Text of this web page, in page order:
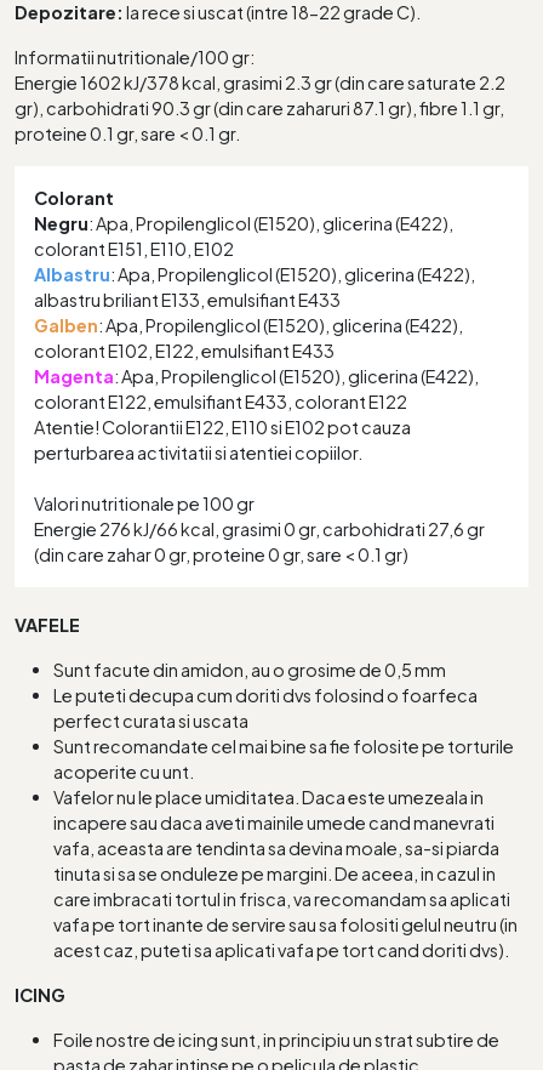
Depozitare: la rece si uscat (intre 18-22 grade C).
Informatii nutritionale/100 gr:
Energie 1602 kJ/378 kcal, grasimi 2.3 gr (din care saturate 2.2
gr), carbohidrati 90.3 gr (din care zaharuri 87.1 gr), fibre 1.1 gr,
proteine 0.1 gr, sare < 0.1 gr.
Colorant
Negru: Apa, Propilenglicol (E1520), glicerina (E422),
colorant E151, E110, E102
Albastru: Apa, Propilenglicol (E1520), glicerina (E422),
albastru briliant E133, emulsifiant E433
Galben: Apa, Propilenglicol (E1520), glicerina (E422),
colorant E102, E122, emulsifiant E433
Magenta: Apa, Propilenglicol (E1520), glicerina (E422),
colorant E122, emulsifiant E433, colorant E122
Atentie! Colorantii E122, E110 si E102 pot cauza
perturbarea activitatii si atentiei copiilor.
Valori nutritionale pe 100 gr
Energie 276 kJ/66 kcal, grasimi 0 gr, carbohidrati 27,6 gr
(din care zahar 0 gr, proteine 0 gr, sare < 0.1 gr)
VAFELE
Sunt facute din amidon, au o grosime de 0,5 mm
Le puteti decupa cum doriti dvs folosind o foarfeca
perfect curata si uscata
Sunt recomandate cel mai bine sa fie folosite pe torturile
acoperite cu unt.
Vafelor nu le place umiditatea. Daca este umezeala in
incapere sau daca aveti mainile umede cand manevrati
vafa, aceasta are tendinta sa devina moale, sa-si piarda
tinuta si sa se onduleze pe margini. De aceea, in cazul in
care imbracati tortul in frisca, va recomandam sa aplicati
vafa pe tort inante de servire sau sa folositi gelul neutru (in
acest caz, puteti sa aplicati vafa pe tort cand doriti dvs).
ICING
Foile nostre de icing sunt, in principiu un strat subtire de
pasta de zahar intinse pe o pelicula de plastic.